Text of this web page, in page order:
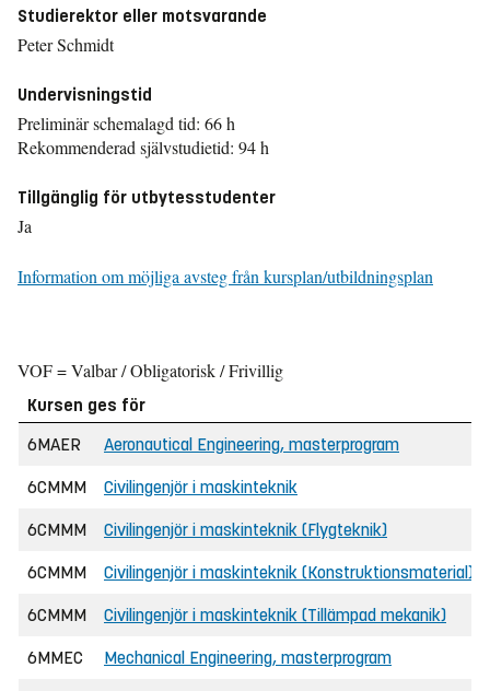
Studierektor eller motsvarande
Peter Schmidt
Undervisningstid
Preliminär schemalagd tid: 66 h
Rekommenderad självstudietid: 94 h
Tillgänglig för utbytesstudenter
Ja
Information om möjliga avsteg från kursplan/utbildningsplan
VOF = Valbar / Obligatorisk / Frivillig
Kursen ges för
6MAER
Aeronautical Engineering, masterprogram
6CMMM Civilingenjör i maskinteknik
6CMMM Civilingenjör i maskinteknik (Flygteknik)
6CMMM Civilingenjör i maskinteknik (Konstruktionsmaterial)
6CMMM Civilingenjör i maskinteknik (Tillämpad mekanik)
6MMEC Mechanical Engineering, masterprogram